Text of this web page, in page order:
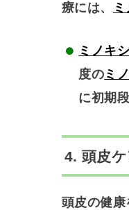
療には、
ミノキ
度の ミ
に初期
4.頭皮
頭皮の健